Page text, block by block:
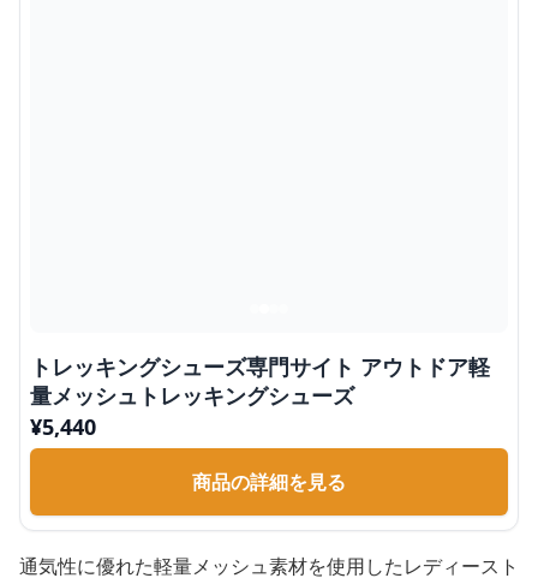
トレッキングシューズ専門サイト アウトドア軽
量メッシュトレッキングシューズ
¥5,440
商品の詳細を見る
通気性に優れた軽量メッシュ素材を使用したレディースト